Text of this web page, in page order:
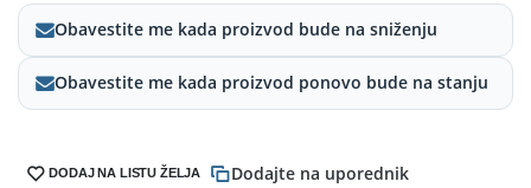
Obavestite me kada proizvod bude na sniženju
Obavestite me kada proizvod ponovo bude na stanju
DODAJ NA LISTU ŽELJA Dodajte na uporednik